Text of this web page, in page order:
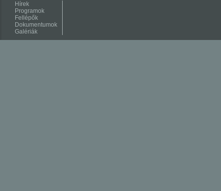
Hírek
Programok
Fellépők
Dokumentumok
Galériák